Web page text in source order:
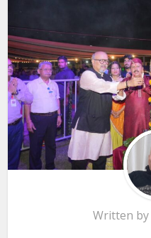
Written by